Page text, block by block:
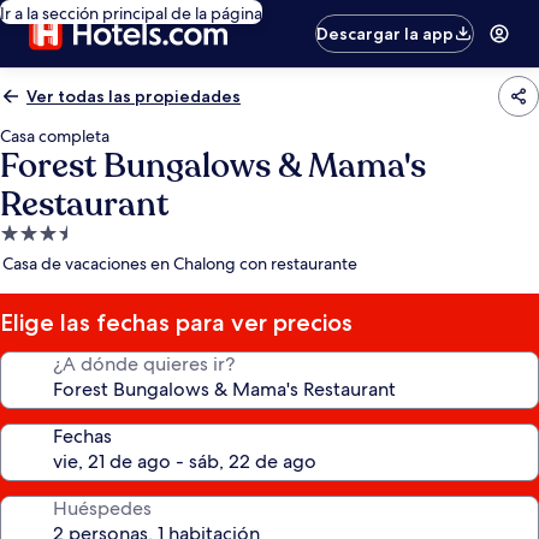
Ir a la sección principal de la página
Descargar la app
Ver todas las propiedades
Casa completa
Forest Bungalows & Mama's
Restaurant
Propiedad
de
estrellas
Casa de vacaciones en Chalong con restaurante
Elige las fechas para ver precios
¿A dónde quieres ir?
Fechas
Huéspedes